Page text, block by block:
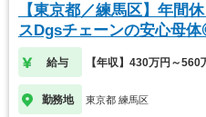
【東京都／練馬区】年間
スDgsチェーンの安心母
給与 【年収】430万円～560
勤務地 東京都 練馬区